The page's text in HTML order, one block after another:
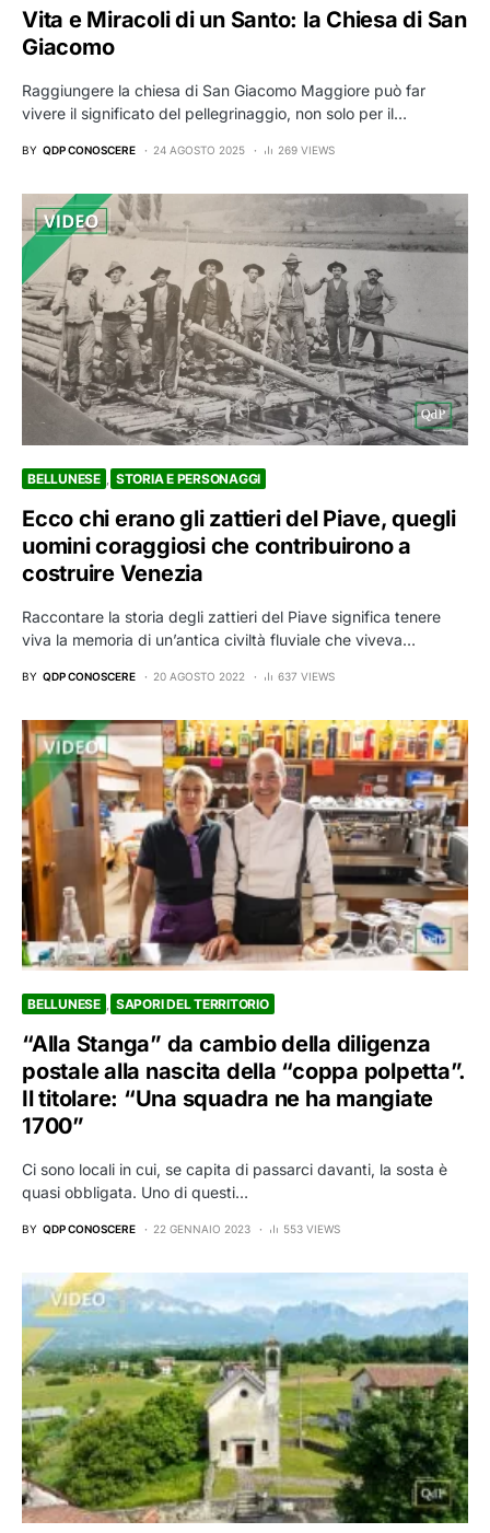
Vita e Miracoli di un Santo: la Chiesa di San
Giacomo
Raggiungere la chiesa di San Giacomo Maggiore può far
vivere il significato del pellegrinaggio, non solo per il…
BY QDP CONOSCERE 24 AGOSTO 2025 269 VIEWS
BELLUNESE STORIA E PERSONAGGI
Ecco chi erano gli zattieri del Piave, quegli
uomini coraggiosi che contribuirono a
costruire Venezia
Raccontare la storia degli zattieri del Piave significa tenere
viva la memoria di un’antica civiltà fluviale che viveva…
BY QDP CONOSCERE 20 AGOSTO 2022 637 VIEWS
BELLUNESE SAPORI DEL TERRITORIO
“Alla Stanga” da cambio della diligenza
postale alla nascita della “coppa polpetta”.
Il titolare: “Una squadra ne ha mangiate
1700”
Ci sono locali in cui, se capita di passarci davanti, la sosta è
quasi obbligata. Uno di questi…
BY QDP CONOSCERE 22 GENNAIO 2023 553 VIEWS